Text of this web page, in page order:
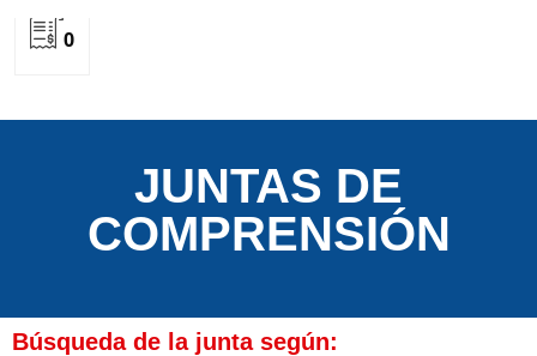
0
JUNTAS DE
COMPRENSIÓN
Búsqueda de la junta según: